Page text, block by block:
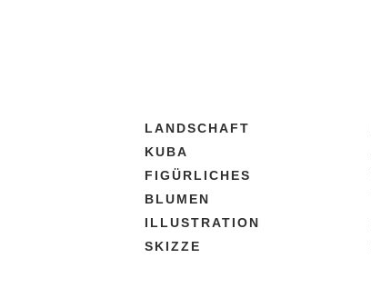
LANDSCHAFT
KUBA
FIGÜRLICHES
BLUMEN
ILLUSTRATION
SKIZZE